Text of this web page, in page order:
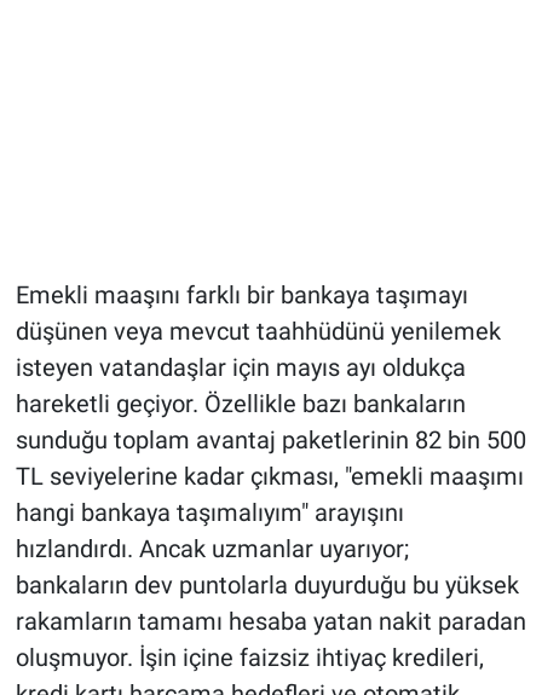
Emekli maaşını farklı bir bankaya taşımayı
düşünen veya mevcut taahhüdünü yenilemek
isteyen vatandaşlar için mayıs ayı oldukça
hareketli geçiyor. Özellikle bazı bankaların
sunduğu toplam avantaj paketlerinin 82 bin 500
TL seviyelerine kadar çıkması, "emekli maaşımı
hangi bankaya taşımalıyım" arayışını
hızlandırdı. Ancak uzmanlar uyarıyor;
bankaların dev puntolarla duyurduğu bu yüksek
rakamların tamamı hesaba yatan nakit paradan
oluşmuyor. İşin içine faizsiz ihtiyaç kredileri,